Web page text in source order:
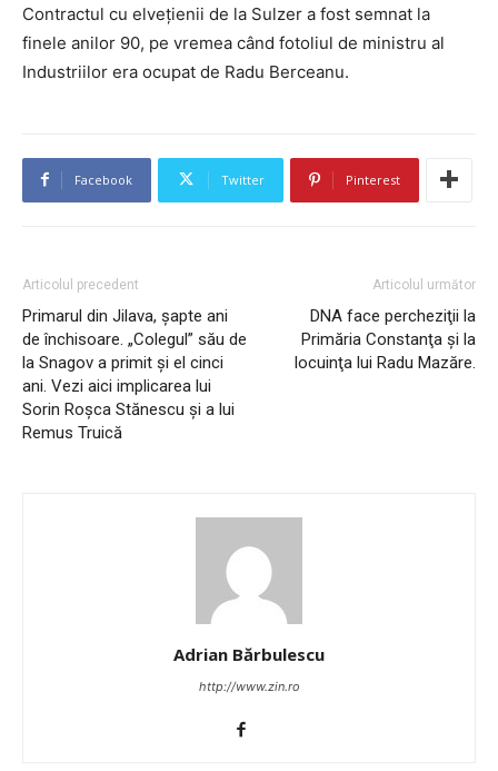
Contractul cu elveţienii de la Sulzer a fost semnat la
finele anilor 90, pe vremea când fotoliul de ministru al
Industriilor era ocupat de Radu Berceanu.
Facebook Twitter Pinterest
Articolul precedent
Primarul din Jilava, şapte ani
de închisoare. „Colegul” său de
la Snagov a primit şi el cinci
ani. Vezi aici implicarea lui
Sorin Roşca Stănescu şi a lui
Remus Truică
Articolul următor
DNA face percheziţii la
Primăria Constanţa şi la
locuinţa lui Radu Mazăre.
Adrian Bărbulescu
http://www.zin.ro